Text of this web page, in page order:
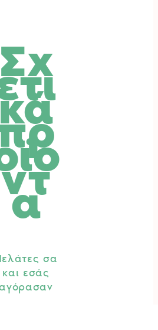
Σχ
ντ
α
σα
και εσάς